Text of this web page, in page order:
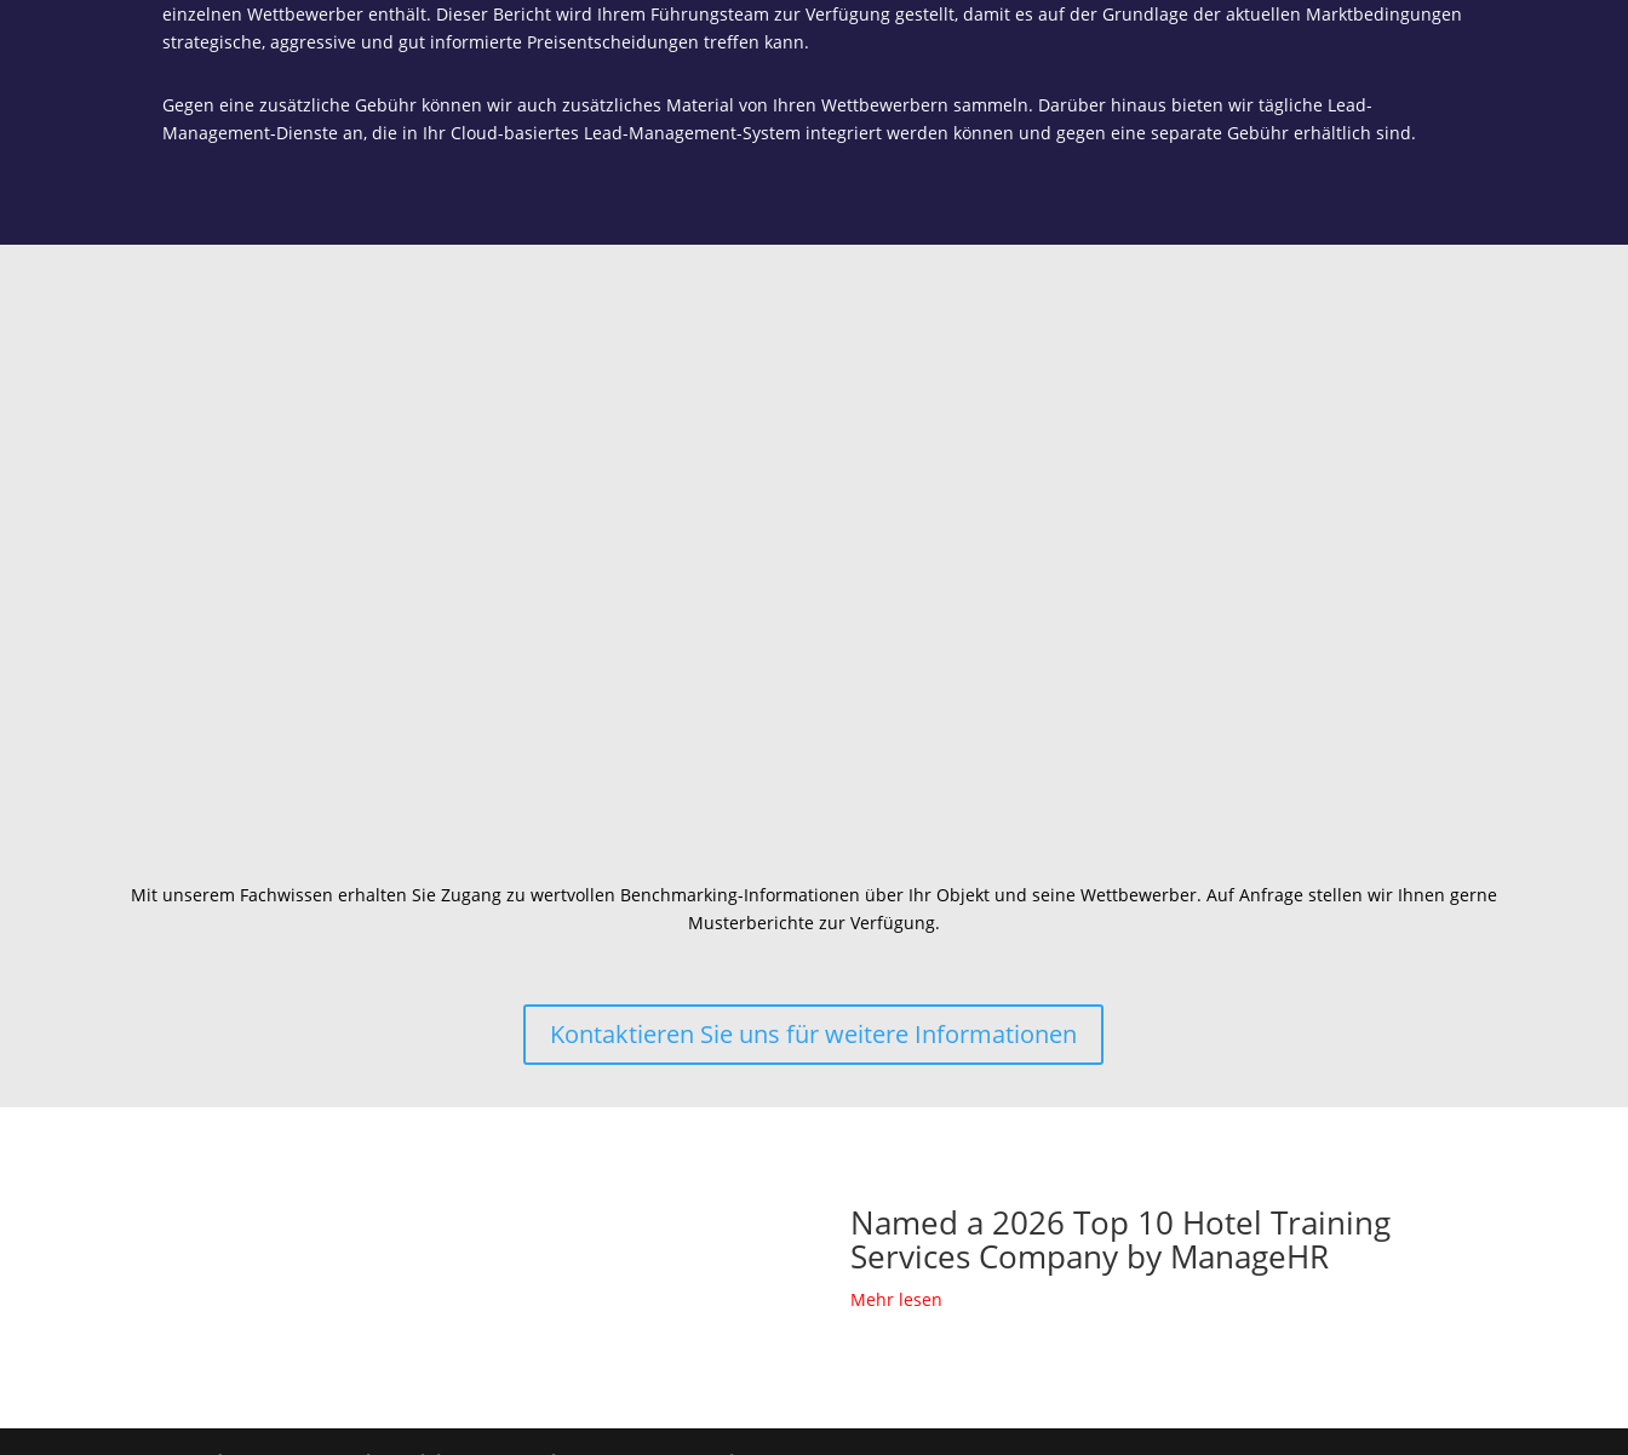
einzelnen Wettbewerber enthält. Dieser Bericht wird Ihrem Führungsteam zur Verfügung gestellt, damit es auf der Grundlage der aktuellen Marktbedingungen
strategische, aggressive und gut informierte Preisentscheidungen treffen kann.
Gegen eine zusätzliche Gebühr können wir auch zusätzliches Material von Ihren Wettbewerbern sammeln. Darüber hinaus bieten wir tägliche Lead-
Management-Dienste an, die in Ihr Cloud-basiertes Lead-Management-System integriert werden können und gegen eine separate Gebühr erhältlich sind.
Mit unserem Fachwissen erhalten Sie Zugang zu wertvollen Benchmarking-Informationen über Ihr Objekt und seine Wettbewerber. Auf Anfrage stellen wir Ihnen gerne
Musterberichte zur Verfügung.
Kontaktieren Sie uns für weitere Informationen
Named a 2026 Top 10 Hotel Training
Services Company by ManageHR
Mehr lesen